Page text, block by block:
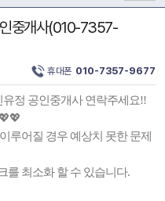
중개사(010-7357-
휴대폰 010-7357-9677
정 공인중개사 연락주세요!!
루어질 경우 예상치 못한 문제
를 최소화 할 수 있습니다.